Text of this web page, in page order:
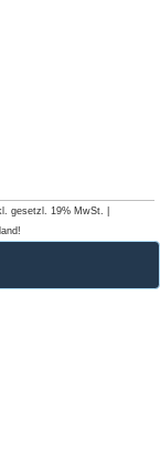
gesetzl. 19% MwSt. |